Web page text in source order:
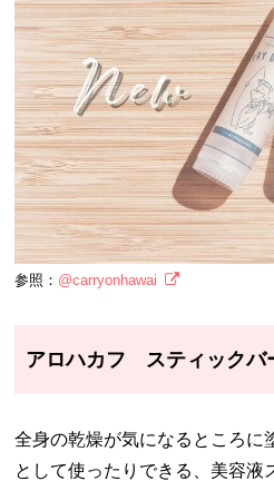
参照： @carryonhawai
アロハカフ スティックバ
全身の乾燥が気になるところに
として使ったりできる、美容液